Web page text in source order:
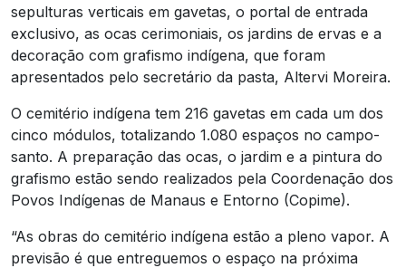
sepulturas verticais em gavetas, o portal de entrada
exclusivo, as ocas cerimoniais, os jardins de ervas e a
decoração com grafismo indígena, que foram
apresentados pelo secretário da pasta, Altervi Moreira.
O cemitério indígena tem 216 gavetas em cada um dos
cinco módulos, totalizando 1.080 espaços no campo-
santo. A preparação das ocas, o jardim e a pintura do
grafismo estão sendo realizados pela Coordenação dos
Povos Indígenas de Manaus e Entorno (Copime).
“As obras do cemitério indígena estão a pleno vapor. A
previsão é que entreguemos o espaço na próxima